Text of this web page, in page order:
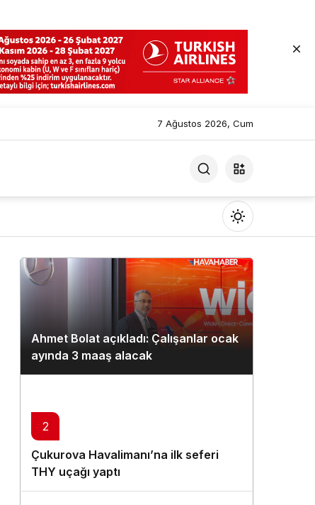
7 Ağustos 2026, Cum
Mod
değiştir
Gündüz Modu
Gündüz modunu seçin.
Sistem modunu seçin.
Ahmet Bolat açıkladı: Çalışanlar ocak
ayında 3 maaş alacak
2
Çukurova Havalimanı’na ilk seferi
THY uçağı yaptı